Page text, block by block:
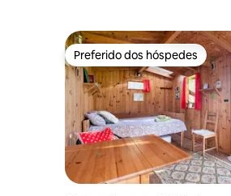
Preferido dos hóspedes
Preferido dos hóspedes